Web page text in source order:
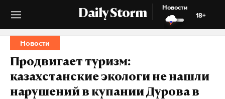
Daily Storm
Новости
18+
Новости
Продвигает туризм:
казахстанские экологи не нашли
нарушений в купании Дурова в